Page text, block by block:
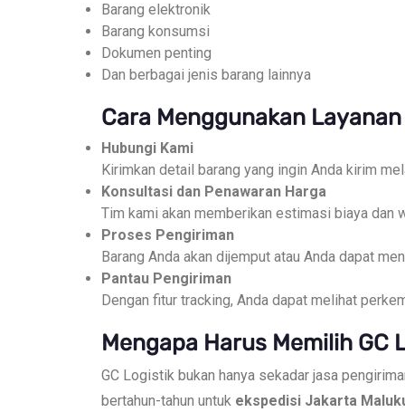
Barang elektronik
Barang konsumsi
Dokumen penting
Dan berbagai jenis barang lainnya
Cara Menggunakan
Hubungi Kami
Kirimkan detail barang yang ingin Anda kirim
Konsultasi dan Penawaran Harga
Tim kami akan memberikan estimasi biaya dan
Proses Pengiriman
Barang Anda akan dijemput atau Anda dapat
Pantau Pengiriman
Dengan fitur tracking, Anda dapat melihat
Mengapa Harus Memilih GC
GC Logistik bukan hanya sekadar jasa
bertahun-tahun untuk ekspedisi Jakarta